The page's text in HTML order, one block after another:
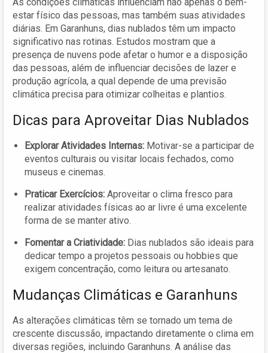
estar físico das pessoas, mas também suas atividades
diárias. Em Garanhuns, dias nublados têm um impacto
significativo nas rotinas. Estudos mostram que a
presença de nuvens pode afetar o humor e a disposição
das pessoas, além de influenciar decisões de lazer e
produção agrícola, a qual depende de uma previsão
climática precisa para otimizar colheitas e plantios.
Dicas para Aproveitar Dias Nublados
Explorar Atividades Internas: Motivar-se a participar de
eventos culturais ou visitar locais fechados, como
museus e cinemas.
Praticar Exercícios: Aproveitar o clima fresco para
realizar atividades físicas ao ar livre é uma excelente
forma de se manter ativo.
Fomentar a Criatividade: Dias nublados são ideais para
dedicar tempo a projetos pessoais ou hobbies que
exigem concentração, como leitura ou artesanato.
Mudanças Climáticas e Garanhuns
As alterações climáticas têm se tornado um tema de
crescente discussão, impactando diretamente o clima em
diversas regiões, incluindo Garanhuns. A análise das